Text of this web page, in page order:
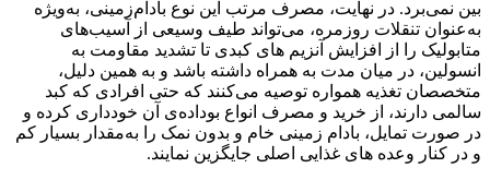
بین نمی‌برد. در نهایت، مصرف مرتب این نوع بادام‌زمینی، به‌ویژه
به‌عنوان تنقلات روزمره، می‌تواند طیف وسیعی از آسیب‌های
متابولیک را از افزایش آنزیم‌ های کبدی تا تشدید مقاومت به
انسولین، در میان‌ مدت به همراه داشته باشد و به‌ همین دلیل،
متخصصان تغذیه همواره توصیه می‌کنند که حتی افرادی که کبد
سالمی دارند، از خرید و مصرف انواع بو‌داده‌ی آن خودداری کرده و
در صورت تمایل، بادام‌ زمینی خام و بدون نمک را به‌مقدار بسیار کم
و در کنار وعده‌ های غذایی اصلی جایگزین نمایند.